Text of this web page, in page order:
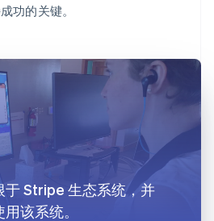
功的关键。
于 Stripe 生态系统，并
该系统。